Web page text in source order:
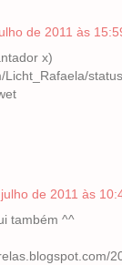
de 2011 às
x)
Licht_Rafaela/
de 2011 às
também ^^